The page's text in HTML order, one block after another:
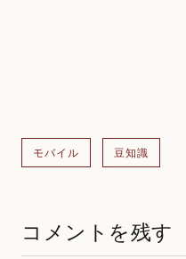
モバイル 豆知識
コメントを残す